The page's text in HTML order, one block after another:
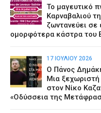
Το μαγευτικό
Καρναβαλιού
ζωντανεύει σε
ομορφότερα κάστρα του
17 ΙΟΥΛΊΟΥ 2026
Ο Πάνος
Μια
στον Νίκο
«Οδύσσεια της